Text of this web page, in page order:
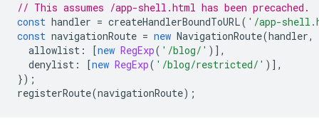
// This assumes /app-shell.html has been precached.
const handler = createHandlerBoundToURL( '/app-
const navigationRoute = new NavigationRoute(handler,
allowlist : [new RegExp( '/blog/' )],
denylist : [new RegExp( '/blog/restricted/' )],
});
registerRoute(navigationRoute);